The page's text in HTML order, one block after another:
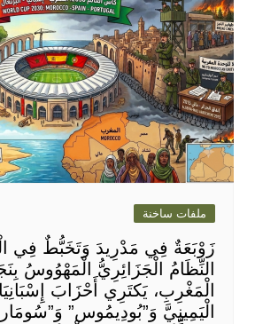
ملفات ساخنة
زَوْبَعَةٌ فِي مَدْرِيدَ وَتَخَبُّطٌ فِي
النِّظَامُ الْجَزَائِرِيُّ الْمَهْوُوسُ
الْمَغْرِبِ، يَكتَرِي أَحْزَابَ
الْيَمِينِيَّ وَ”بُودِيمُوس”